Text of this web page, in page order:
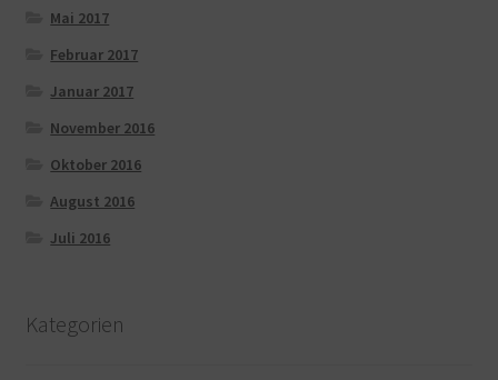
Mai 2017
Februar 2017
Januar 2017
November 2016
Oktober 2016
August 2016
Juli 2016
Kategorien